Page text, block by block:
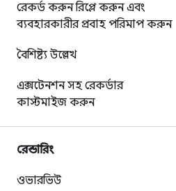
রেকর্ড করুনরিপ্লে করুন এবং
ব্যবহারকারীর প্রবাহ পরিমাপ করুন
বৈশিষ্ট্য উল্লেখ
এক্সটেনশন সহ রেকর্ডার
কাস্টমাইজ করুন
রেন্ডারিং
ওভারভিউ